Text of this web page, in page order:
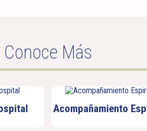
Conoce Más
Acompañamiento